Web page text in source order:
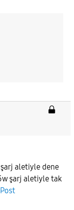
aletiyle dene
şarj aletiyle tak